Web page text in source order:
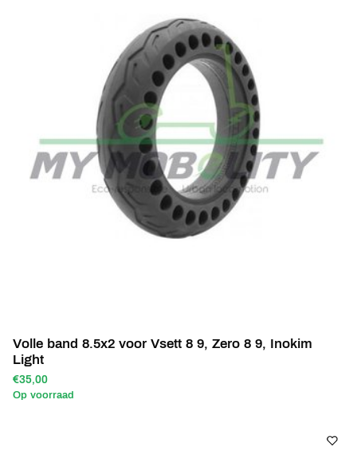
Volle band 8.5x2 voor Vsett 8 9, Zero 8 9, Inokim
Light
€35,00
Op voorraad